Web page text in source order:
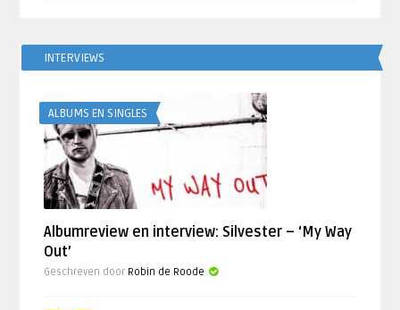
INTERVIEWS
ALBUMS EN SINGLES
Albumreview en interview: Silvester – ‘My Way
Out’
Geschreven door Robin de Roode